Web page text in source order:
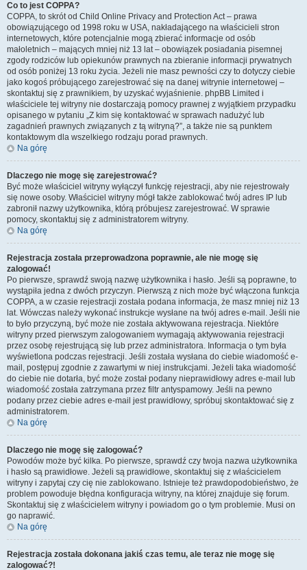
Co to jest COPPA?
COPPA, to skrót od Child Online Privacy and Protection Act – prawa
obowiązującego od 1998 roku w USA, nakładającego na właścicieli stron
internetowych, które potencjalnie mogą zbierać informacje od osób
małoletnich – mających mniej niż 13 lat – obowiązek posiadania pisemnej
zgody rodziców lub opiekunów prawnych na zbieranie informacji prywatnych
od osób poniżej 13 roku życia. Jeżeli nie masz pewności czy to dotyczy ciebie
jako kogoś próbującego zarejestrować się na danej witrynie internetowej –
skontaktuj się z prawnikiem, by uzyskać wyjaśnienie. phpBB Limited i
właściciele tej witryny nie dostarczają pomocy prawnej z wyjątkiem przypadku
opisanego w pytaniu „Z kim się kontaktować w sprawach nadużyć lub
zagadnień prawnych związanych z tą witryną?”, a także nie są punktem
kontaktowym dla wszelkiego rodzaju porad prawnych.
Na górę
Dlaczego nie mogę się zarejestrować?
Być może właściciel witryny wyłączył funkcję rejestracji, aby nie rejestrowały
się nowe osoby. Właściciel witryny mógł także zablokować twój adres IP lub
zabronił nazwy użytkownika, którą próbujesz zarejestrować. W sprawie
pomocy, skontaktuj się z administratorem witryny.
Na górę
Rejestracja została przeprowadzona poprawnie, ale nie mogę się
zalogować!
Po pierwsze, sprawdź swoją nazwę użytkownika i hasło. Jeśli są poprawne, to
wystąpiła jedna z dwóch przyczyn. Pierwszą z nich może być włączona funkcja
COPPA, a w czasie rejestracji została podana informacja, że masz mniej niż 13
lat. Wówczas należy wykonać instrukcje wysłane na twój adres e-mail. Jeśli nie
to było przyczyną, być może nie została aktywowana rejestracja. Niektóre
witryny przed pierwszym zalogowaniem wymagają aktywowania rejestracji
przez osobę rejestrującą się lub przez administratora. Informacja o tym była
wyświetlona podczas rejestracji. Jeśli została wysłana do ciebie wiadomość e-
mail, postępuj zgodnie z zawartymi w niej instrukcjami. Jeżeli taka wiadomość
do ciebie nie dotarła, być może został podany nieprawidłowy adres e-mail lub
wiadomość została zatrzymana przez filtr antyspamowy. Jeśli na pewno
podany przez ciebie adres e-mail jest prawidłowy, spróbuj skontaktować się z
administratorem.
Na górę
Dlaczego nie mogę się zalogować?
Powodów może być kilka. Po pierwsze, sprawdź czy twoja nazwa użytkownika
i hasło są prawidłowe. Jeżeli są prawidłowe, skontaktuj się z właścicielem
witryny i zapytaj czy cię nie zablokowano. Istnieje też prawdopodobieństwo, że
problem powoduje błędna konfiguracja witryny, na której znajduje się forum.
Skontaktuj się z właścicielem witryny i powiadom go o tym problemie. Musi on
go naprawić.
Na górę
Rejestracja została dokonana jakiś czas temu, ale teraz nie mogę się
zalogować?!